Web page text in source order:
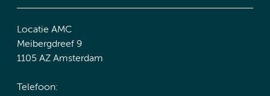
Locatie AMC
Meibergdreef 9
1105 AZ Amsterdam
Telefoon: